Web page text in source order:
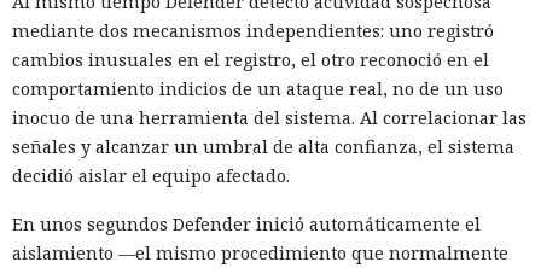
especialmente afectadas: los atacantes obtenían acceso root
a servidores, cuentas en la nube de AWS y monederos de
criptomonedas.
Stikas, director técnico de la empresa Kumio,contó su halla
zgoen la conferencia Black Hat en Las Vegas. Según dijo,
algunos casos los propios atacantes infectaban sus
ordenadores con malware —esto dio al investigador acceso a
mediante dos mecanismos independientes: uno registró
cambios inusuales en el registro, el otro reconoció en el
comportamiento indicios de un ataque real, no de un uso
inocuo de una herramienta del sistema. Al correlacionar las
señales y alcanzar un umbral de alta confianza, el sistema
decidió aislar el equipo afectado.
En unos segundos Defender inició automáticamente el
aislamiento —el mismo procedimiento que normalmente